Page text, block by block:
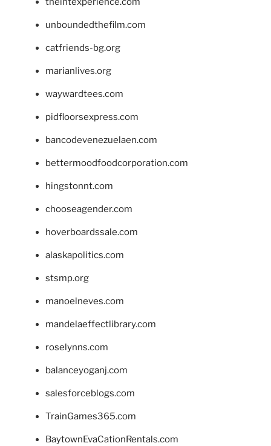
unboundedthefilm.com
catfriends-bg.org
marianlives.org
waywardtees.com
pidfloorsexpress.com
bancodevenezuelaen.com
bettermoodfoodcorporation.com
hingstonnt.com
chooseagender.com
hoverboardssale.com
alaskapolitics.com
stsmp.org
manoelneves.com
mandelaeffectlibrary.com
roselynns.com
balanceyoganj.com
salesforceblogs.com
TrainGames365.com
BaytownEvaCationRentals.com